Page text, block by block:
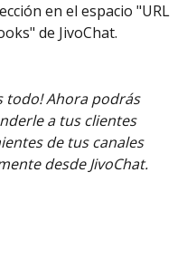
en el espacio "URL
de JivoChat.
todo! Ahora podrás
a tus clientes
de tus canales
desde JivoChat.